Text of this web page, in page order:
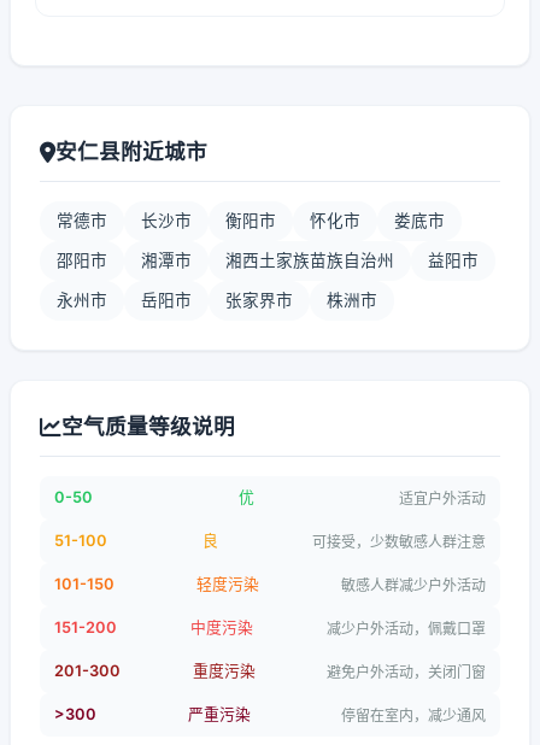
安仁县附近城市
常德市 长沙市 衡阳市 怀化市 娄底市
邵阳市 湘潭市 湘西土家族苗族自治州 益阳市
永州市 岳阳市 张家界市 株洲市
空气质量等级说明
0-50 优 适宜户外活动
51-100 良 可接受，少数敏感人群注意
101-150 轻度污染 敏感人群减少户外活动
151-200 中度污染 减少户外活动，佩戴口罩
201-300 重度污染 避免户外活动，关闭门窗
>300 严重污染 停留在室内，减少通风